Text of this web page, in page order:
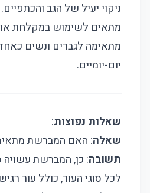
ניקוי יעיל של הגב והכתפיים.
מתאים לשימוש במקלחת
מתאימה לגברים ונשים
יום-יומיים.
שאלות נפוצות:
שאלה: האם המברשת
תשובה: כן, המברשת עשויה
לכל סוגי העור, כולל עור